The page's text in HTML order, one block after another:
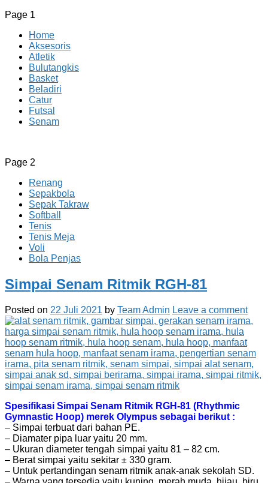
Page 1
Home
Aksesoris
Atletik
Bulutangkis
Basket
Beladiri
Catur
Futsal
Senam
CV JAYA BERSAMA Co Id
Menyediakan Semua Perlengkapan Olahraga Yang
Page 2
Renang
Sepakbola
Sepak Takraw
Softball
Tenis
Tenis Meja
Voli
Bola Penjas
Simpai Senam Ritmik RGH-81
Posted on 22 Juli 2021 by Team Admin Leave a comment
Spesifikasi Simpai Senam Ritmik RGH-81 (Rhythmic
Gymnastic Hoop) merek Olympus sebagai berikut :
– Simpai terbuat dari bahan PE.
– Diamater pipa luar yaitu 20 mm.
– Ukuran diameter tengah simpai yaitu 81 – 82 cm.
– Berat simpai yaitu sekitar ± 330 gram.
– Untuk pertandingan senam ritmik anak-anak sekolah SD.